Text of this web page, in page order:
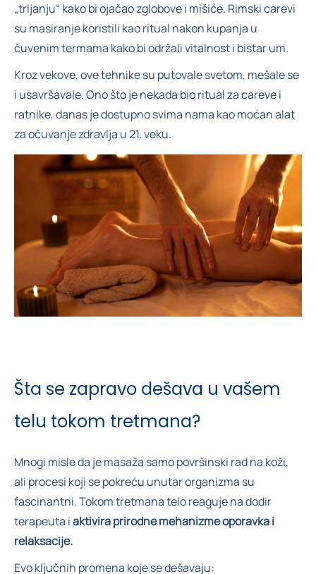
„trljanju“ kako bi ojačao zglobove i mišiće. Rimski carevi
su masiranje koristili kao ritual nakon kupanja u
čuvenim termama kako bi održali vitalnost i bistar um.
Kroz vekove, ove tehnike su putovale svetom, mešale se
i usavršavale. Ono što je nekada bio ritual za careve i
ratnike, danas je dostupno svima nama kao moćan alat
za očuvanje zdravlja u 21. veku.
Šta se zapravo dešava u vašem
telu tokom tretmana?
Mnogi misle da je masaža samo površinski rad na koži,
ali procesi koji se pokreću unutar organizma su
fascinantni. Tokom tretmana telo reaguje na dodir
terapeuta iaktivira prirodne mehanizme oporavka i
relaksacije.
Evo ključnih promena koje se dešavaju: